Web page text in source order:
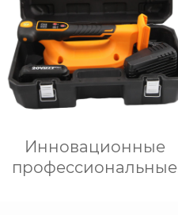
Инновационные
профессиональные